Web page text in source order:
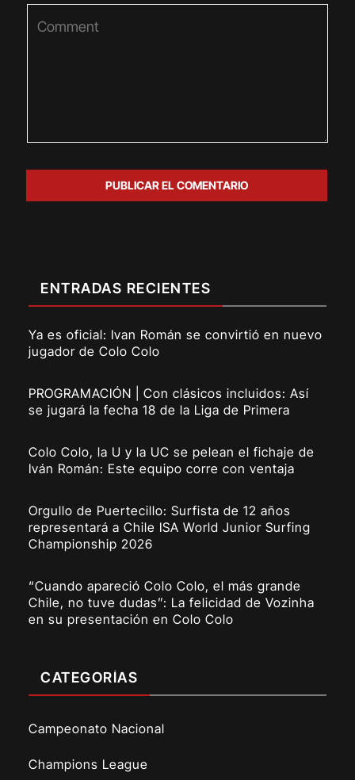
ENTRADAS RECIENTES
Ya es oficial: Ivan Román se convirtió en nuevo
jugador de Colo Colo
PROGRAMACIÓN | Con clásicos incluidos: Así
se jugará la fecha 18 de la Liga de Primera
Colo Colo, la U y la UC se pelean el fichaje de
Iván Román: Este equipo corre con ventaja
Orgullo de Puertecillo: Surfista de 12 años
representará a Chile ISA World Junior Surfing
Championship 2026
“Cuando apareció Colo Colo, el más grande
Chile, no tuve dudas”: La felicidad de Vozinha
en su presentación en Colo Colo
CATEGORÍAS
Campeonato Nacional
Champions League